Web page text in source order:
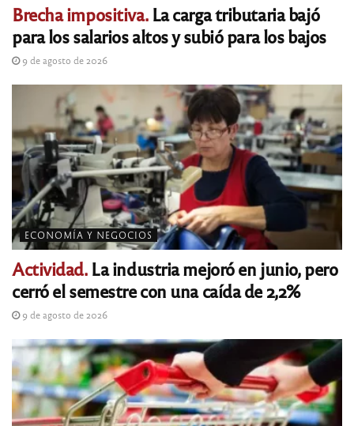
Brecha impositiva.La carga tributaria bajó
para los salarios altos y subió para los bajos
9 de agosto de 2026
ECONOMÍA Y NEGOCIOS
Actividad.La industria mejoró en junio, pero
cerró el semestre con una caída de 2,2%
9 de agosto de 2026